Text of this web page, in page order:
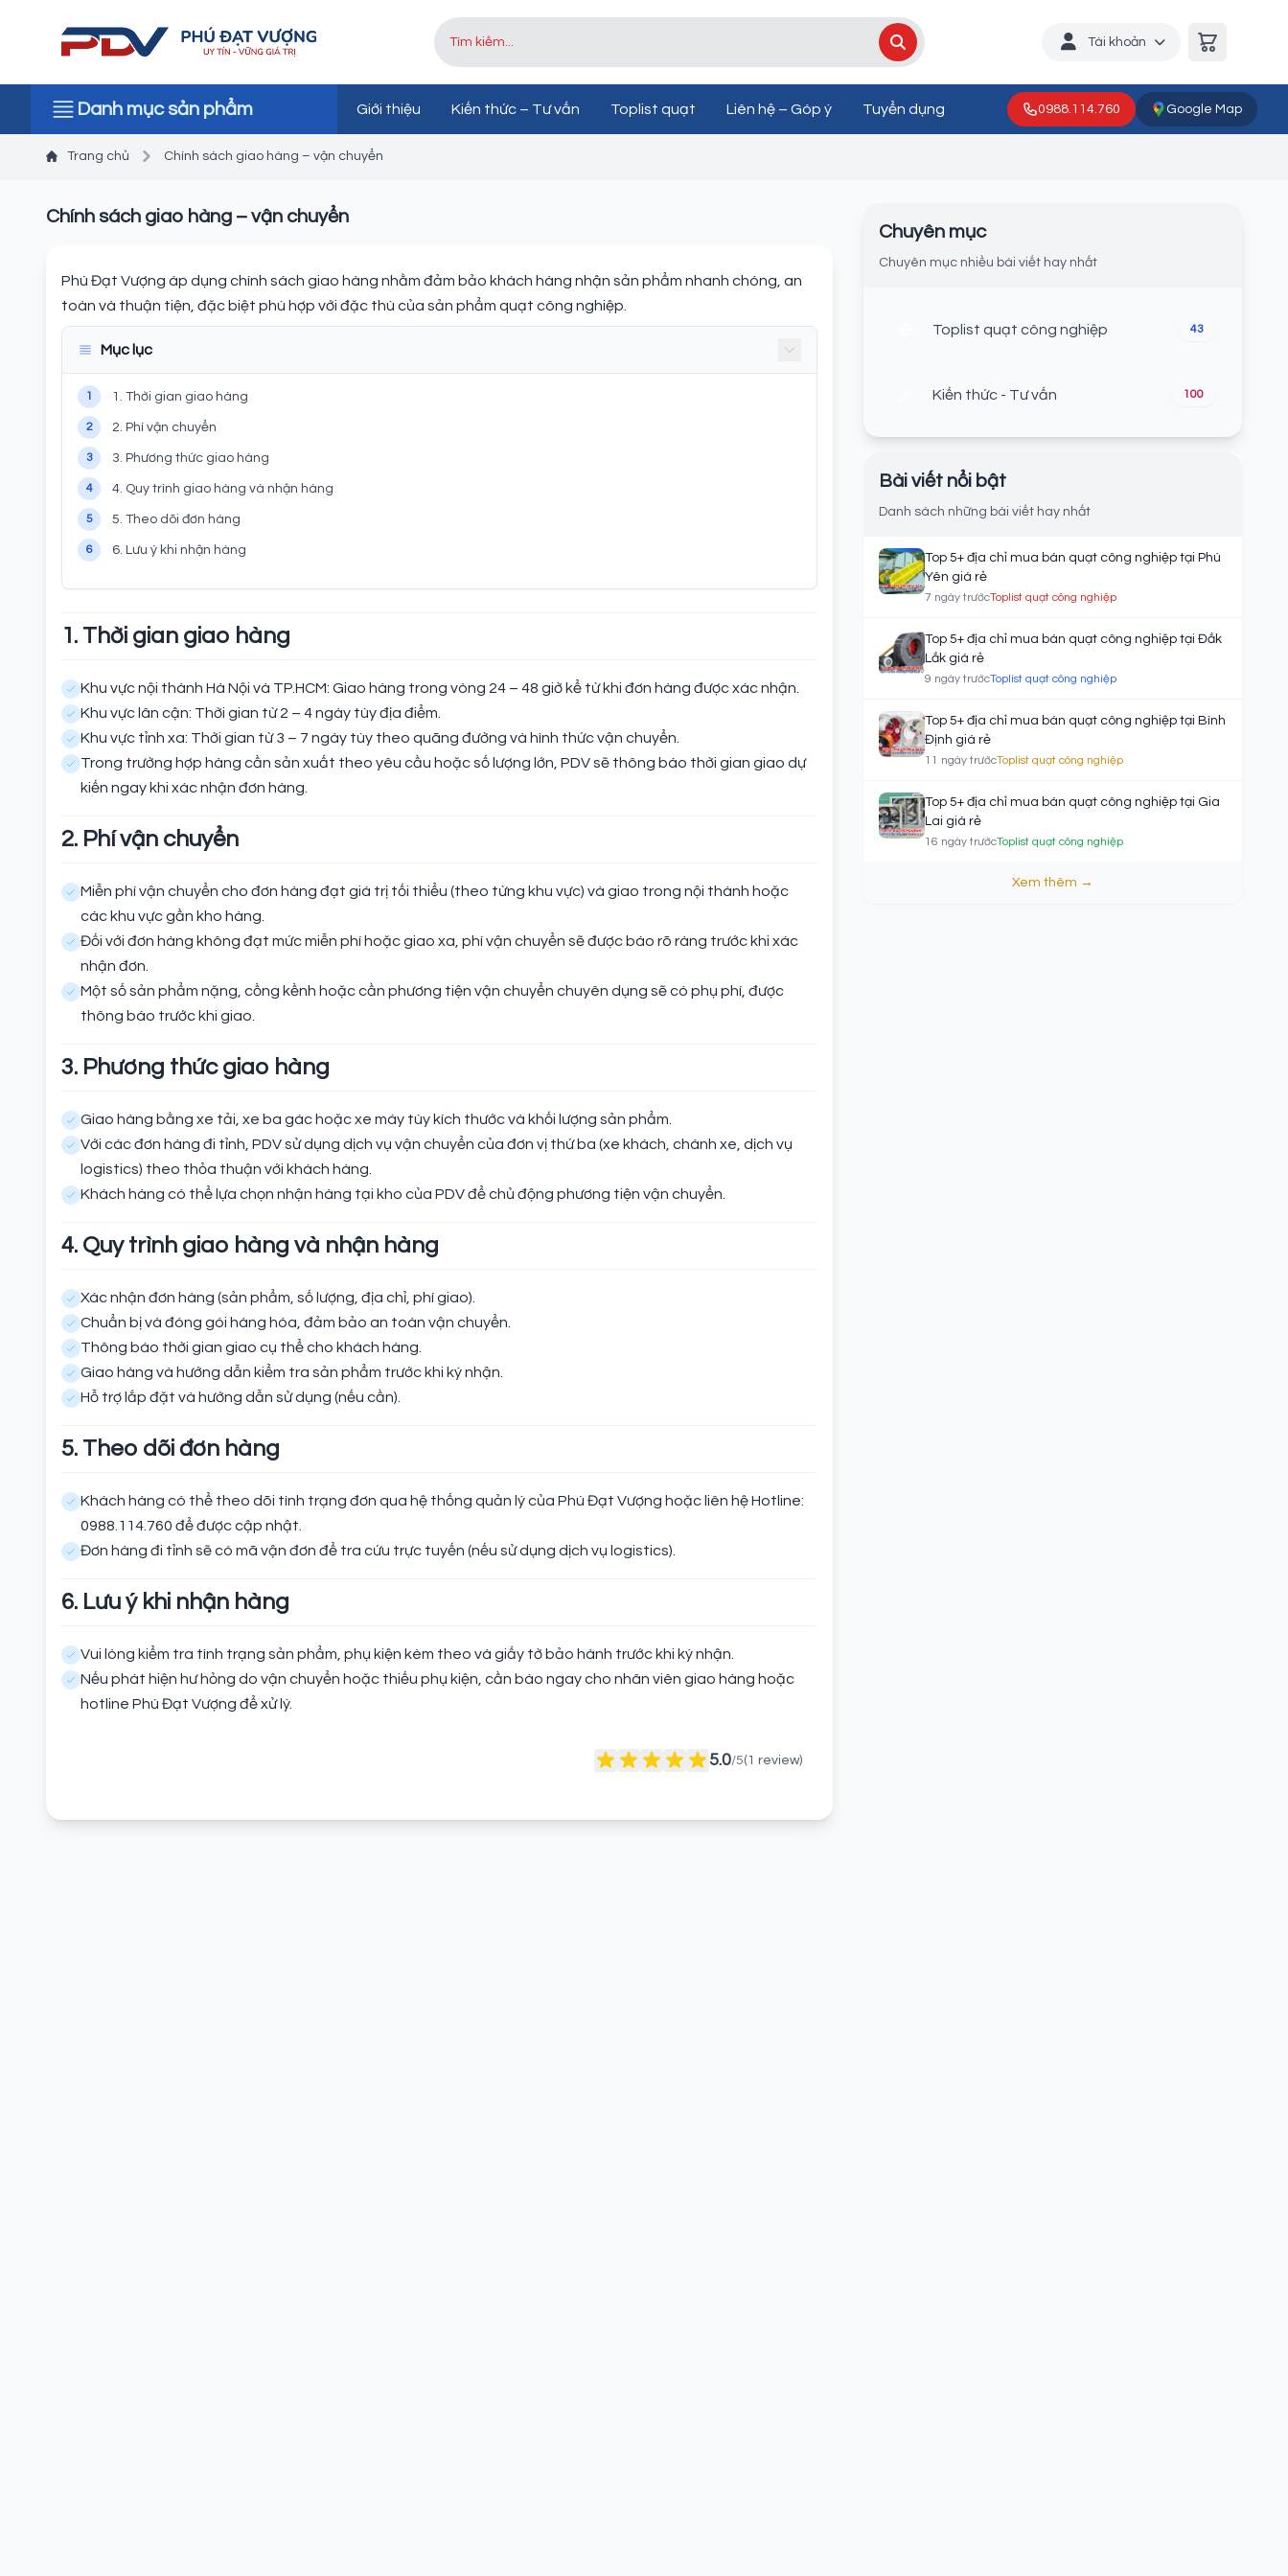
Tài khoản
Danh mục sản phẩm Giới thiệu Kiến thức – Tư vấn Toplist quạt Liên hệ – Góp ý Tuyển dụng 0988.114.760 Google Map
Trang chủ Chính sách giao hàng – vận chuyển
Chính sách giao hàng – vận chuyển
Phú Đạt Vượng áp dụng chính sách giao hàng nhằm đảm bảo khách hàng nhận sản phẩm nhanh chóng, an
toàn và thuận tiện, đặc biệt phù hợp với đặc thù của sản phẩm quạt công nghiệp.
Mục lục
1 1. Thời gian giao hàng
2 2. Phí vận chuyển
3 3. Phương thức giao hàng
4 4. Quy trình giao hàng và nhận hàng
5 5. Theo dõi đơn hàng
6 6. Lưu ý khi nhận hàng
1. Thời gian giao hàng
Khu vực nội thành Hà Nội và TP.HCM: Giao hàng trong vòng 24 – 48 giờ kể từ khi đơn hàng được xác nhận.
Khu vực lân cận: Thời gian từ 2 – 4 ngày tùy địa điểm.
Khu vực tỉnh xa: Thời gian từ 3 – 7 ngày tùy theo quãng đường và hình thức vận chuyển.
Trong trường hợp hàng cần sản xuất theo yêu cầu hoặc số lượng lớn, PDV sẽ thông báo thời gian giao dự
kiến ngay khi xác nhận đơn hàng.
2. Phí vận chuyển
Miễn phí vận chuyển cho đơn hàng đạt giá trị tối thiểu (theo từng khu vực) và giao trong nội thành hoặc
các khu vực gần kho hàng.
Đối với đơn hàng không đạt mức miễn phí hoặc giao xa, phí vận chuyển sẽ được báo rõ ràng trước khi xác
nhận đơn.
Một số sản phẩm nặng, cồng kềnh hoặc cần phương tiện vận chuyển chuyên dụng sẽ có phụ phí, được
thông báo trước khi giao.
3. Phương thức giao hàng
Giao hàng bằng xe tải, xe ba gác hoặc xe máy tùy kích thước và khối lượng sản phẩm.
Với các đơn hàng đi tỉnh, PDV sử dụng dịch vụ vận chuyển của đơn vị thứ ba (xe khách, chành xe, dịch vụ
logistics) theo thỏa thuận với khách hàng.
Khách hàng có thể lựa chọn nhận hàng tại kho của PDV để chủ động phương tiện vận chuyển.
4. Quy trình giao hàng và nhận hàng
Xác nhận đơn hàng (sản phẩm, số lượng, địa chỉ, phí giao).
Chuẩn bị và đóng gói hàng hóa, đảm bảo an toàn vận chuyển.
Thông báo thời gian giao cụ thể cho khách hàng.
Giao hàng và hướng dẫn kiểm tra sản phẩm trước khi ký nhận.
Hỗ trợ lắp đặt và hướng dẫn sử dụng (nếu cần).
5. Theo dõi đơn hàng
Khách hàng có thể theo dõi tình trạng đơn qua hệ thống quản lý của Phú Đạt Vượng hoặc liên hệ Hotline:
0988.114.760 để được cập nhật.
Đơn hàng đi tỉnh sẽ có mã vận đơn để tra cứu trực tuyến (nếu sử dụng dịch vụ logistics).
6. Lưu ý khi nhận hàng
Vui lòng kiểm tra tình trạng sản phẩm, phụ kiện kèm theo và giấy tờ bảo hành trước khi ký nhận.
Nếu phát hiện hư hỏng do vận chuyển hoặc thiếu phụ kiện, cần báo ngay cho nhân viên giao hàng hoặc
hotline Phú Đạt Vượng để xử lý.
5.0/5( 1 review)
Chuyên mục
Chuyên mục nhiều bài viết hay nhất
Toplist quạt công nghiệp 43
Kiến thức - Tư vấn 100
Bài viết nổi bật
Danh sách những bài viết hay nhất
Top 5+ địa chỉ mua bán quạt công nghiệp tại Phú
Yên giá rẻ
7 ngày trướcToplist quạt công nghiệp
Top 5+ địa chỉ mua bán quạt công nghiệp tại Đắk
Lắk giá rẻ
9 ngày trướcToplist quạt công nghiệp
Top 5+ địa chỉ mua bán quạt công nghiệp tại Bình
Định giá rẻ
11 ngày trướcToplist quạt công nghiệp
Top 5+ địa chỉ mua bán quạt công nghiệp tại Gia
Lai giá rẻ
16 ngày trướcToplist quạt công nghiệp
Xem thêm →